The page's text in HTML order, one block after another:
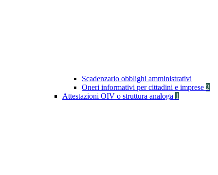
Scadenzario obblighi amministrativi
Oneri informativi per cittadini e imprese 2
Attestazioni OIV o struttura analoga 1